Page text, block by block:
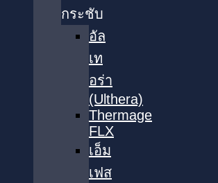
กระชับ
อัล
เท
อร่า
(Ulthera)
Thermage
FLX
เอ็ม
เฟส